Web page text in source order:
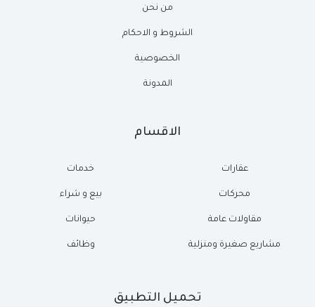
من نحن
الشروط و الاحكام
الخصوصية
المدونة
الاقسام
عقارات
محركات
مقاولات عامة
مشاريع صغيرة ومنزلية
خدمات
بيع و شراء
حيوانات
وظائف
تحميل التطبيق